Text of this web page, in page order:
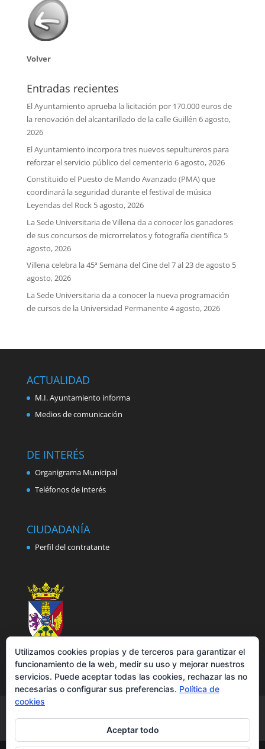
Volver
Entradas recientes
El Ayuntamiento aprueba la licitación por 170.000 euros de
la renovación del alcantarillado de la calle Guillén 6 agosto,
2026
El Ayuntamiento incorpora tres nuevos sepultureros para
reforzar el servicio público del cementerio 6 agosto, 2026
Constituido el Puesto de Mando Avanzado (PMA) que
coordinará la seguridad durante el festival de música
Leyendas del Rock 5 agosto, 2026
La Sede Universitaria de Villena da a conocer los ganadores
de sus concursos de microrrelatos y fotografía científica 5
agosto, 2026
Villena celebra la 45ª Semana del Cine del 7 al 23 de agosto 5
agosto, 2026
La Sede Universitaria da a conocer la nueva programación
de cursos de la Universidad Permanente4 agosto, 2026
ACTUALIDAD
M.I. Ayuntamiento informa
Medios de comunicación
DE INTERÉS
Organigrama Municipal
Teléfonos de interés
CIUDADANÍA
Perfil del contratante
Política de cookies
Accesibilidad
Utilizamos cookies propias y de terceros para garantizar el
funcionamiento de la web, medir su uso y mejorar nuestros
servicios. Puede aceptar todas las cookies, rechazar las no
necesarias o configurar sus preferencias. Política de
cookies
Aceptar todo